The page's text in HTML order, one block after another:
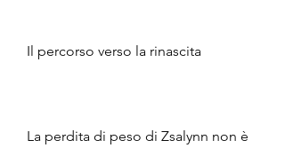
Il percorso verso la rinascita
La perdita di peso di Zsalynn non è